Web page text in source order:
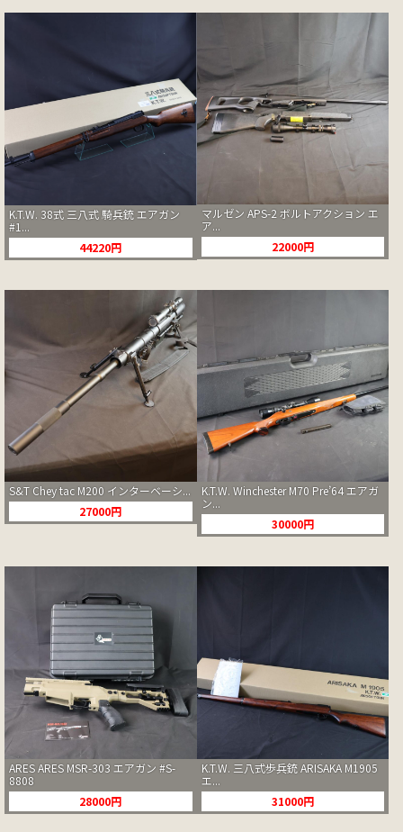
K.T.W. 38式 三八式 騎兵銃 エアガン
#1...
44220円
マルゼン APS-2 ボルトアクション エ
ア...
22000円
S&T Chey tac M200 インターベーシ...
27000円
K.T.W. Winchester M70 Pre’64 エアガ
ン...
30000円
ARES ARES MSR-303 エアガン #S-
8808
28000円
K.T.W. 三八式歩兵銃 ARISAKA M1905
エ...
31000円